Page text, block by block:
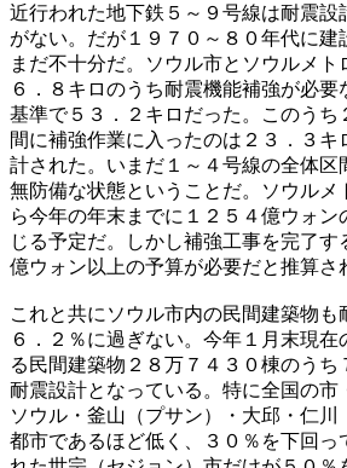
近行われた地下鉄５～９号線は耐震設
がない。だが１９７０～８０年代に建
まだ不十分だ。ソウル市とソウルメト
６．８キロのうち耐震機能補強が必
基準で５３．２キロだった。このうち
間に補強作業に入ったのは２３．３
計された。いまだ１～４号線の全体区
無防備な状態ということだ。ソウルメ
ら今年の年末までに１２５４億ウォン
じる予定だ。しかし補強工事を完了す
億ウォン以上の予算が必要だと推算さ
これと共にソウル市内の民間建築物も
６．２％に過ぎない。今年１月末現
る民間建築物２８万７４３０棟のう
耐震設計となっている。特に全国の市
ソウル・釜山（プサン）・大邱・仁川
都市であるほど低く、３０％を下回っ